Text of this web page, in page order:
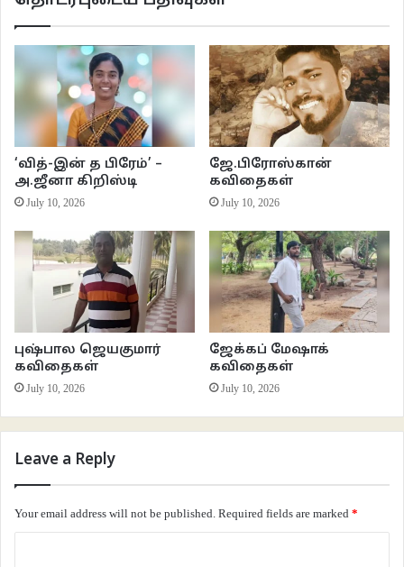
‘வித்-இன் த பிரேம்’ –
அ.ஜீனா கிறிஸ்டி
July 10, 2026
ஜே.பிரோஸ்கான்
கவிதைகள்
July 10, 2026
புஷ்பால ஜெயகுமார்
கவிதைகள்
July 10, 2026
ஜேக்கப் மேஷாக்
கவிதைகள்
July 10, 2026
Leave a Reply
Your email address will not be published. Required fields are marked *